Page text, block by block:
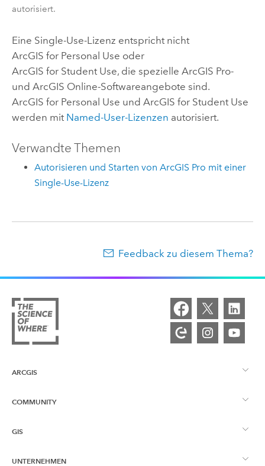
autorisiert.
Eine Single-Use-Lizenz entspricht nicht
ArcGIS for Personal Use oder
ArcGIS for Student Use, die spezielle ArcGIS Pro-
und ArcGIS Online-Softwareangebote sind.
ArcGIS for Personal Use und ArcGIS for Student Use
werden mit Named-User-Lizenzen autorisiert.
Verwandte Themen
Autorisieren und Starten von ArcGIS Pro mit einer
Single-Use-Lizenz
Feedback zu diesem Thema?
ARCGIS
ArcGIS – Überblick
COMMUNITY
Esri Community
GIS
Was ist GIS?
UNTERNEHMEN